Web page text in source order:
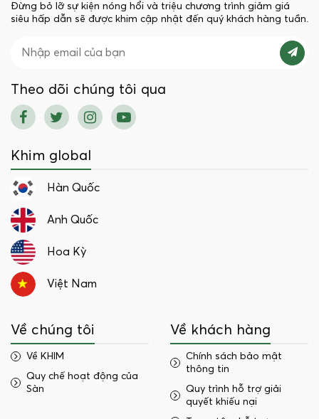
Đừng bỏ lỡ sự kiện nóng hổi và triệu chương trình giảm giá
siêu hấp dẫn sẽ được khim cập nhật đến quý khách hàng tuần.
Theo dõi chúng tôi qua
Khim global
Hàn Quốc
Anh Quốc
Hoa Kỳ
Việt Nam
Về chúng tôi
Về KHIM
Quy chế hoạt động của
Sàn
Về khách hàng
Chính sách bảo mật
thông tin
Quy trình hỗ trợ giải
quyết khiếu nại